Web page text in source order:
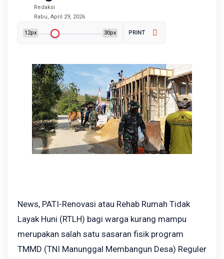
Redaksi
Rabu, April 29, 2026
12px 30px PRINT
News, PATI-Renovasi atau Rehab Rumah Tidak
Layak Huni (RTLH) bagi warga kurang mampu
merupakan salah satu sasaran fisik program
TMMD (TNI Manunggal Membangun Desa) Reguler